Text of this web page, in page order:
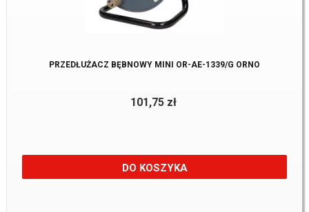
PRZEDŁUŻACZ BĘBNOWY MINI OR-AE-1339/G ORNO
101,75 zł
DO KOSZYKA